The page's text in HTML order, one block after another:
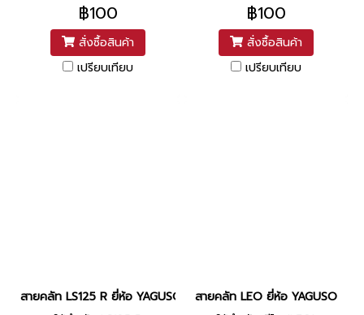
฿100
สั่งซื้อสินค้า
เปรียบเทียบ
฿100
สั่งซื้อสินค้า
เปรียบเทียบ
สายคลัท LS125 R ยี่ห้อ YAGUSO
สายคลัท LEO ยี่ห้อ YAGUSO